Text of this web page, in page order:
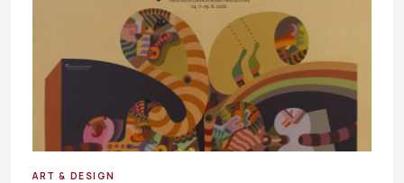
ART & DESIGN